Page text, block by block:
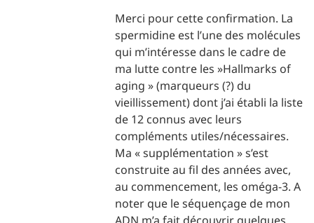
Merci pour cette confirmation. La
spermidine est l’une des molécules
qui m’intéresse dans le cadre de
ma lutte contre les »Hallmarks of
aging » (marqueurs (?) du
vieillissement) dont j’ai établi la liste
de 12 connus avec leurs
compléments utiles/nécessaires.
Ma « supplémentation » s’est
construite au fil des années avec,
au commencement, les oméga-3. A
noter que le séquençage de mon